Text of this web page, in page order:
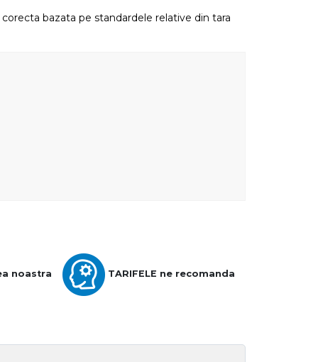
bazata pe standardele relative din tara
noastra TARIFELE ne recomanda